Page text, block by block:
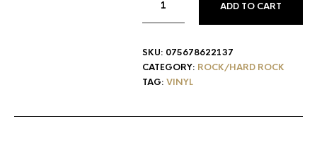
ADD TO CART
SKU: 075678622137
CATEGORY: ROCK/HARD ROCK
TAG: VINYL